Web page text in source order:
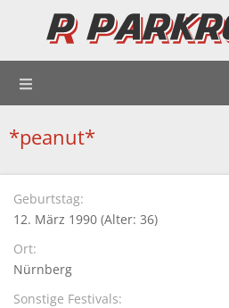
*peanut*
Geburtstag
12. März 1990 (Alter: 36)
Ort
Nürnberg
Sonstige Festivals